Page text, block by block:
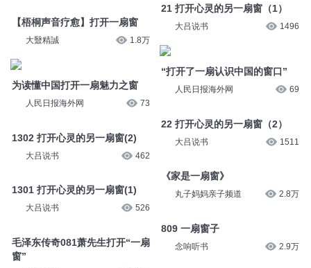
【梧桐声音疗愈】打开一扇窗
大毉精誠 1.8万
为读懂中国打开一扇魅力之窗
人民日报海外网 73
1302 打开心灵的另一扇窗(2)
大吕说书 462
1301 打开心灵的另一扇窗(1)
大吕说书 526
毛泽东传奇081萧先生打开“一扇
窗”
21 打开心灵的另一扇窗（1）
大吕说书 1496
“打开了一扇认识中国的窗口”
人民日报海外网 69
22 打开心灵的另一扇窗（2）
大吕说书 1511
《家是一扇窗》
丸子妈妈亲子频道 2.8万
809 一扇窗子
念响听书 2.9万